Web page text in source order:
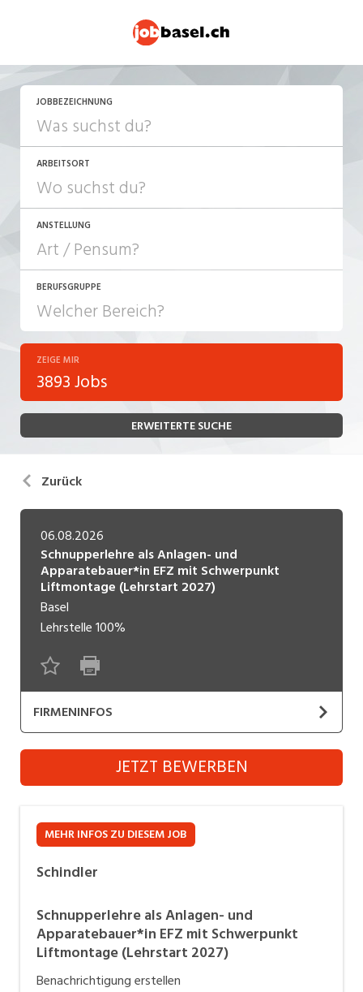
JOBBEZEICHNUNG
ARBEITSORT
ANSTELLUNG
JOB-TYP
Festanstellung
Temporär (befristet)
Praktikum
Lehrstelle
Ferienjob
POSITION
Führungsposition
Management / Kader
BERUFSGRUPPE
Bank, Versicherung
Bau, Handwerk, Elektro
Bildung, Kunst, Design, Soziale Berufe, Sport
Einkauf, Logistik, Transport, Verkehr
Engineering, Technik, Architektur
Finanzen, Controlling, Treuhand, Recht
Gartenbau, Landwirtschaft, Forstwirtschaft
Gastronomie, Hotellerie, Tourismus,
Lebensmittel
Immobilien, Facility Management, Reinigung
Industrie, Maschinenbau, Anlagenbau,
Produktion
Kaufm. Berufe, Kundendienst, Verwaltung
Körperpflege, Wellness
Mechanik, Elektronik, Optik (Fertigung)
Medizin, Gesundheitswesen, Pflege
ZEIGE MIR
3893 Jobs
ERWEITERTE SUCHE
Zurück
06.08.2026
Schnupperlehre als Anlagen- und
Apparatebauer*in EFZ mit Schwerpunkt
Liftmontage (Lehrstart 2027)
Basel
Lehrstelle100%
FIRMENINFOS
Schindler
JETZT BEWERBEN
MEHR INFOS ZU DIESEM JOB
Schindler
Schnupperlehre als Anlagen- und
Apparatebauer*in EFZ mit Schwerpunkt
Liftmontage (Lehrstart 2027)
Benachrichtigung erstellen